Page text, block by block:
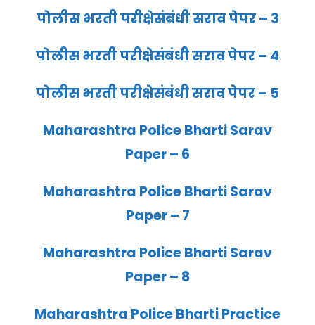
पोलीस भरती परीक्षेसंबंधी सराव पेपर – 3
पोलीस भरती परीक्षेसंबंधी सराव पेपर – 4
पोलीस भरती परीक्षेसंबंधी सराव पेपर – 5
Maharashtra Police Bharti Sarav
Paper – 6
Maharashtra Police Bharti Sarav
Paper – 7
Maharashtra Police Bharti Sarav
Paper – 8
Maharashtra Police Bharti Practice